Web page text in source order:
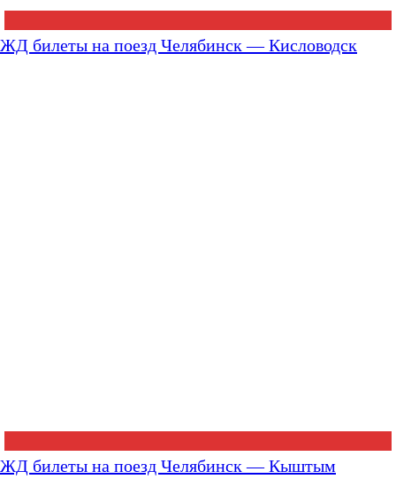
ЖД билеты на поезд Челябинск — Кисловодск
ЖД билеты на поезд Челябинск — Кыштым